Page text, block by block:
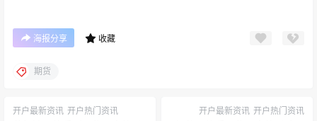
海报分享 收藏
期货
开户最新资讯 开户热门资讯 开户最新资讯 开户热门资讯